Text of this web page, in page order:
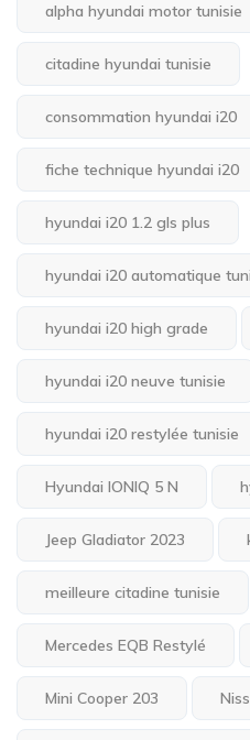
alpha hyundai motor tunisie
citadine hyundai tunisie
consommation hyundai i20
fiche technique hyundai i20
hyundai i20 1.2 gls plus
hyundai i20 automatique
hyundai i20 high grade
hyundai i20 neuve tunisie
hyundai i20 restylée tunisie
Hyundai IONIQ 5 N
Jeep Gladiator 2023
meilleure citadine tunisie
Mercedes EQB Restylé
Mini Cooper 203